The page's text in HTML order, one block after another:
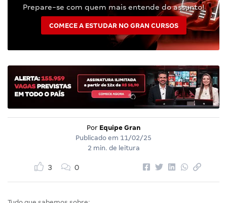
Prepare-se com quem mais entende do assunto!
COMECE A ESTUDAR NO GRAN CURSOS
Por Equipe Gran
Publicado em 11/02/25
2 min. de leitura
3 0